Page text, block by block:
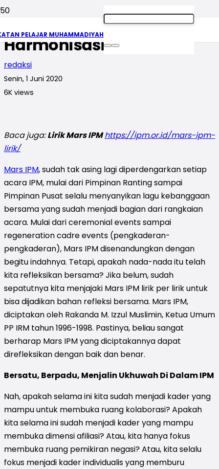
PELAJAR MUHAMMADIYAH
Mars IPM, Refleksi atas
Harmonisasi Nada
redaksi
Senin, 1 Juni 2020
6K views
Baca juga:Lirik Mars IPM https://ipm.or.id/mars-ipm-
lirik/
Mars IPM, sudah tak asing lagi diperdengarkan setiap
acara IPM, mulai dari Pimpinan Ranting sampai
Pimpinan Pusat selalu menyanyikan lagu kebanggaan
bersama yang sudah menjadi bagian dari rangkaian
acara. Mulai dari ceremonial events sampai
regeneration cadre events (pengkaderan-
pengkaderan), Mars IPM disenandungkan dengan
begitu indahnya. Tetapi, apakah nada-nada itu telah
kita refleksikan bersama? Jika belum, sudah
sepatutnya kita menjajaki Mars IPM lirik per lirik untuk
bisa dijadikan bahan refleksi bersama. Mars IPM,
diciptakan oleh Rakanda M. Izzul Muslimin, Ketua Umum
PP IRM tahun 1996-1998. Pastinya, beliau sangat
berharap Mars IPM yang diciptakannya dapat
direfleksikan dengan baik dan benar.
Bersatu, Berpadu, Menjalin Ukhuwah Di Dalam IPM
Nah, apakah selama ini kita sudah menjadi kader yang
mampu untuk membuka ruang kolaborasi? Apakah
kita selama ini sudah menjadi kader yang mampu
membuka dimensi afiliasi? Atau, kita hanya fokus
membuka ruang pemikiran negasi? Atau, kita selalu
fokus menjadi kader individualis yang memburu